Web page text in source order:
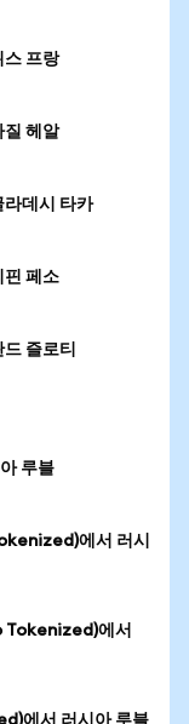
프랑
헤알
데시 타카
페소
즐로티
루블
에서 러시
에서
에서 러시아 루블